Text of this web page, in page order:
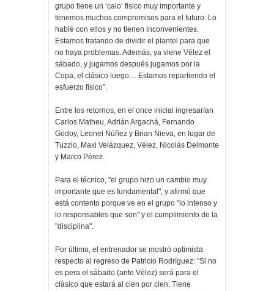
grupo tiene un ‘calo’ fisico muy importante y
tenemos muchos compromisos para el futuro. Lo
hablé con ellos y no tienen inconvenientes.
Estamos tratando de dividir el plantel para que
no haya problemas. Además, ya viene Vélez el
sábado, y jugamos después jugamos por la
Copa, el clásico luego… Estamos repartiendo el
esfuerzo físico”.
Entre los retornos, en el once inicial ingresarían
Carlos Matheu, Adrián Argachá, Fernando
Godoy, Leonel Núñez y Brian Nieva, en lugar de
Tuzzio, Maxi Velázquez, Vélez, Nicolás Delmonte
y Marco Pérez.
Para el técnico, "el grupo hizo un cambio muy
importante que es fundamental", y afirmó que
está contento porque ve en el grupo "lo intenso y
lo responsables que son" y el cumplimiento de la
"disciplina".
Por último, el entrenador se mostró optimista
respecto al regreso de Patricio Rodríguez: "Si no
es pera el sábado (ante Vélez) será para el
clásico que estará al cien por cien. Tiene